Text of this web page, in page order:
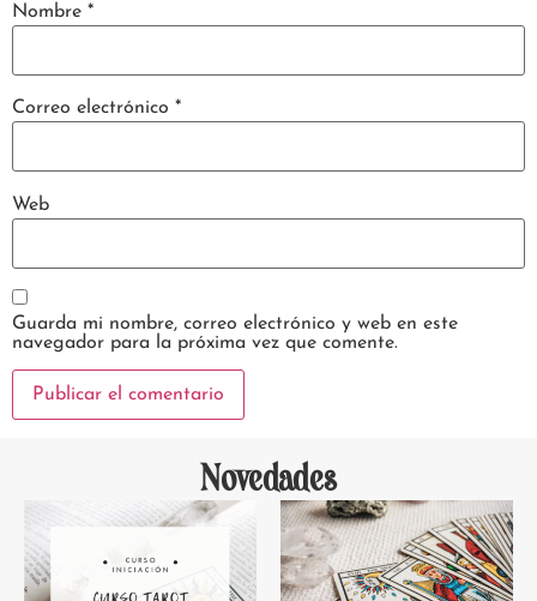
Nombre *
Correo electrónico *
Web
Guarda mi nombre, correo electrónico y web en este
navegador para la próxima vez que comente.
Novedades